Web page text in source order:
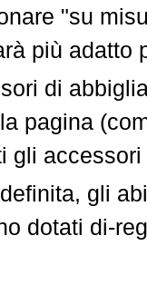
"su
più adatto
di
pagina
gli
gli
dotati di-